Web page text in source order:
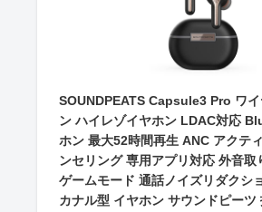
SOUNDPEATS Capsule3 Pro ワ
ン ハイレゾイヤホン LDAC対応
ホン 最大52時間再生 ANC アクテ
ンセリング 専用アプリ対応 外音取
ゲームモード 通話ノイズリダクシ
カナル型 イヤホン サウンドピーツ